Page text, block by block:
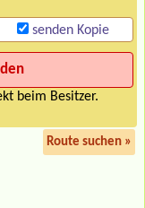
senden Kopie
beim Besitzer.
Route suchen »